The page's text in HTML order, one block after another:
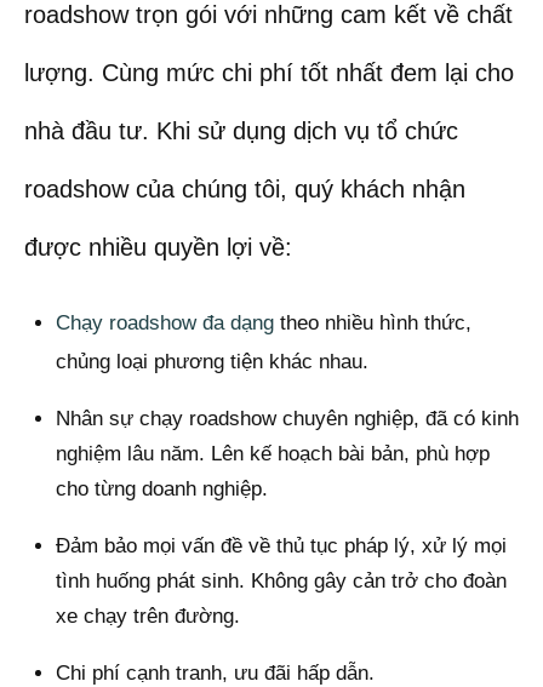
roadshow trọn gói với những cam kết về chất
lượng. Cùng mức chi phí tốt nhất đem lại cho
nhà đầu tư. Khi sử dụng dịch vụ tổ chức
roadshow của chúng tôi, quý khách nhận
được nhiều quyền lợi về:
Chạy roadshow đa dạngtheo nhiều hình thức,
chủng loại phương tiện khác nhau.
Nhân sự chạy roadshow chuyên nghiệp, đã có kinh
nghiệm lâu năm. Lên kế hoạch bài bản, phù hợp
cho từng doanh nghiệp.
Đảm bảo mọi vấn đề về thủ tục pháp lý, xử lý mọi
tình huống phát sinh. Không gây cản trở cho đoàn
xe chạy trên đường.
Chi phí cạnh tranh, ưu đãi hấp dẫn.